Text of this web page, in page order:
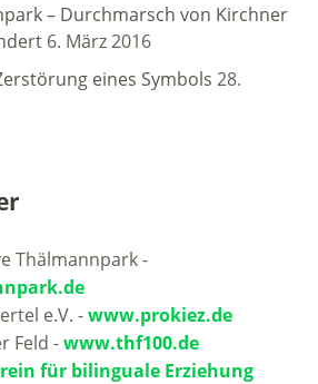
– Durchmarsch von Kirchner
6. März 2016
eines Symbols 28.
Thälmannpark -
e.V. -www.prokiez.de
Feld -www.thf100.de
für bilinguale Erziehung